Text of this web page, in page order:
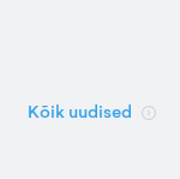
Kõik uudised